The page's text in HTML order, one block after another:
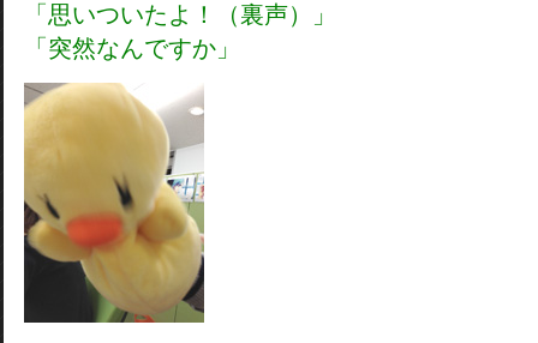
「思いついたよ！（裏声）」
「突然なんですか」